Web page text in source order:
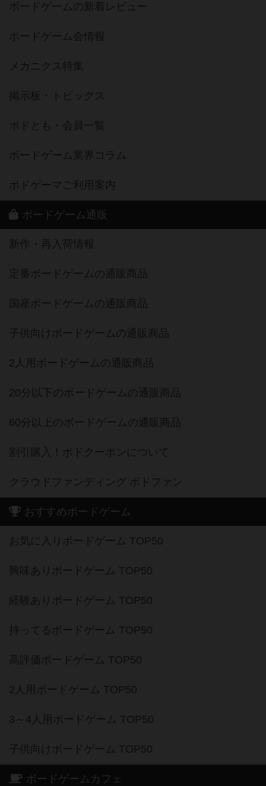
ボードゲームの新着レビュー
ボードゲーム会情報
メカニクス特集
掲示板・トピックス
ボドとも・会員一覧
ボードゲーム業界コラム
ボドゲーマご利用案内
ボードゲーム通販
新作・再入荷情報
定番ボードゲームの通販商品
国産ボードゲームの通販商品
子供向けボードゲームの通販商品
2人用ボードゲームの通販商品
20分以下のボードゲームの通販商品
60分以上のボードゲームの通販商品
割引購入！ボドクーポンについて
クラウドファンディング ボドファン
おすすめボードゲーム
お気に入りボードゲーム TOP50
興味ありボードゲーム TOP50
経験ありボードゲーム TOP50
持ってるボードゲーム TOP50
高評価ボードゲーム TOP50
2人用ボードゲーム TOP50
3～4人用ボードゲーム TOP50
子供向けボードゲーム TOP50
ボードゲームカフェ